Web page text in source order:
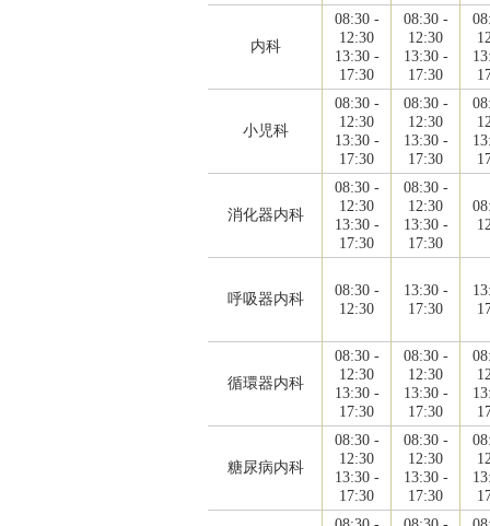
内科
08:30 -
12:30
13:30 -
17:30
08:30 -
12:30
13:30 -
17:30
小児科
08:30 -
12:30
13:30 -
17:30
08:30 -
12:30
13:30 -
17:30
消化器内科
08:30 -
12:30
13:30 -
17:30
08:30 -
12:30
13:30 -
17:30
呼吸器内科
08:30 -
12:30
13:30 -
17:30
循環器内科
08:30 -
12:30
13:30 -
17:30
08:30 -
12:30
13:30 -
17:30
糖尿病内科
08:30 -
12:30
13:30 -
17:30
08:30 -
12:30
13:30 -
17:30